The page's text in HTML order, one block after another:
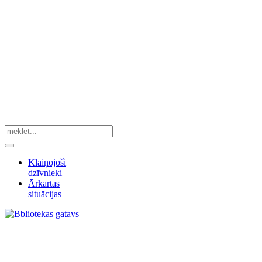
Klaiņojoši
dzīvnieki
Ārkārtas
situācijas